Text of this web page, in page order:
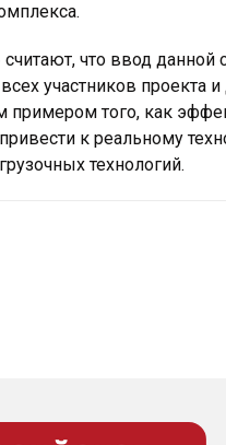
что ввод данной
участников проекта
примером того, как
к реальному
технологий.